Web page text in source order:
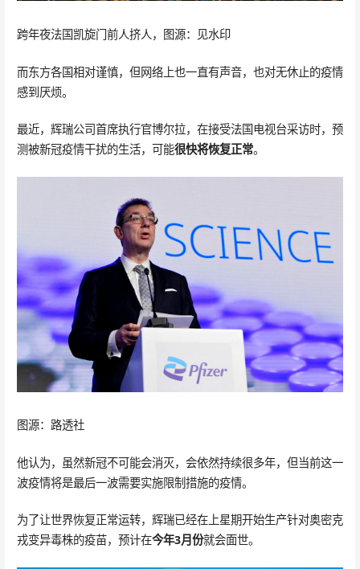
跨年夜法国凯旋门前人挤人，图源：见水印
而东方各国相对谨慎，但网络上也一直有声音，也对无休止的疫情
感到厌烦。
最近，辉瑞公司首席执行官博尔拉，在接受法国电视台采访时，预
测被新冠疫情干扰的生活，可能很快将恢复正常。
图源：路透社
他认为，虽然新冠不可能会消灭，会依然持续很多年，但当前这一
波疫情将是最后一波需要实施限制措施的疫情。
为了让世界恢复正常运转，辉瑞已经在上星期开始生产针对奥密克
戎变异毒株的疫苗，预计在今年3月份就会面世。